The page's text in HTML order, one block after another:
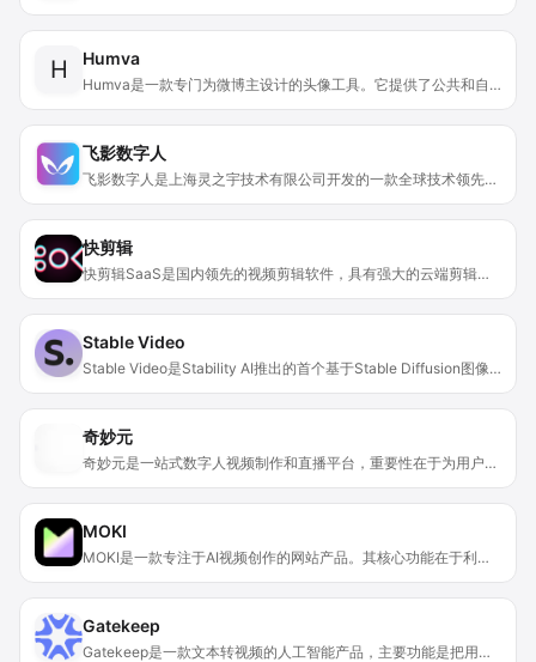
H Humva
Humva是一款专门为微博主设计的头像工具。它提供了公共和自定义两种头像选项。公共头像可以直接使用，方便快捷；自定义头像则能根据用户的个人风格进行定制。其重要性在于，它简化了视频内容的创建流程，无需用户具备专业的摄像和表演技能，通过上传一张照片就能快速生成个性化的头像用于视频创作。产品背景基于市场对于便捷、高效的视频内容创作工具的需求。价格方面，提供免费计划，用户可使用部分公共头像和基本功能，也可付费升级到高级计划以获取更多选项和定制功能。其定位是帮助微博主等用户轻松创建引人入胜的视频内容。
飞影数字人
飞影数字人是上海灵之宇技术有限公司开发的一款全球技术领先、效果逼真的AI数字人创作平台。该平台定位为行业头部数字人创作平台和技术源头厂商，面向各类创作者及企业，旨在降低数字人制作和使用门槛。其主要优点包括轻松上手，上传5秒原视频即可复刻数字分身；数字人模型训练和视频生成均为秒级别，节省时间和成本；效果逼真，采用领先技术驱动数字人嘴型和表情；具有多场景解决方案，适用于口播短视频、电商直播等多个领域。平台提供免费试用，无需昂贵定制费用，0等待0费用定制数字人形象和声音。
快剪辑
快剪辑SaaS是国内领先的视频剪辑软件，具有强大的云端剪辑能力。该软件支持在线去水印、录屏、录音等多种功能，拥有海量版权视频模板、音乐、特效和贴纸，适用于个人和中小企业定制。产品定位为降低视频剪辑门槛，让用户无需专业剪辑基础就能实现创作自由。价格方面未提及，从页面信息推测可能有免费试用或部分功能免费，部分功能付费的模式。其主要优点包括：操作便捷，依托云端无需复杂安装；功能丰富，满足各种视频创作需求；素材多样，商用更安心。
Stable Video
Stable Video是Stability AI推出的首个基于Stable Diffusion图像模型的开源生成式AI视频模型。它利用了Stable Diffusion的强大图像生成能力，并将其拓展到视频领域。该模型的重要性在于能够快速、高效地生成具有较高质量的视频内容，为视频创作带来了新的可能性。其主要优点包括基于成熟图像模型构建，生成效果有保障；开源的特性使得开发者可以在此基础上进行扩展和定制。在价格方面，文中未提及具体详情，推测可能有免费试用或付费等多种模式。产品定位为服务于视频创作、内容生成等领域，助力用户更轻松地完成视频创作任务。
奇妙元
奇妙元是一站式数字人视频制作和直播平台，重要性在于为用户简化数字人内容创作流程。其主要优点包括一站式服务，涵盖从AI写作、AI绘画、AI配音到数字人视频制作的全流程；提供多种数字形象克隆方案，满足不同需求；告别真人录制，提高创作效率。产品背景是为适应数字内容创作的需求而开发。价格信息未提及，定位是为行业客户和有数字人内容创作需求的用户提供服务。
MOKI
MOKI是一款专注于AI视频创作的网站产品。其核心功能在于利用人工智能技术，帮助用户通过多种方式便捷地生成创意广告、视频素材以及动画短片等。该产品重要性体现在大大降低了视频创作的门槛和成本，即使是没有专业技能的用户，也能轻松上手进行创作。产品的主要优点包括操作简单、支持多家大模型、可实现多种创作方式等。产品背景可能是随着人工智能技术的发展，为了满足市场对高效、低成本视频创作的需求而研发。价格方面文档未给出明确信息，从展示有“限免”字样推测可能有免费试用或者部分功能免费的策略。其定位是面向各类有视频创作需求的个人和企业用户，提供一个便捷的AI创作平台。
Gatekeep
Gatekeep是一款文本转视频的人工智能产品，主要功能是把用户输入的问题转化为生动有趣的教育解说视频。其重要性在于革新了传统的学习模式，以视频这种更加直观和易于理解的方式呈现知识，能显著提高学习效率。产品的主要优点包括提供真正个性化的学习体验，优先保证内容质量和用户体验，促进多模态互动以优化学习过程。目前暂未提及产品背景信息和价格，从介绍来看，定位是帮助用户通过视频快速学习各类知识。